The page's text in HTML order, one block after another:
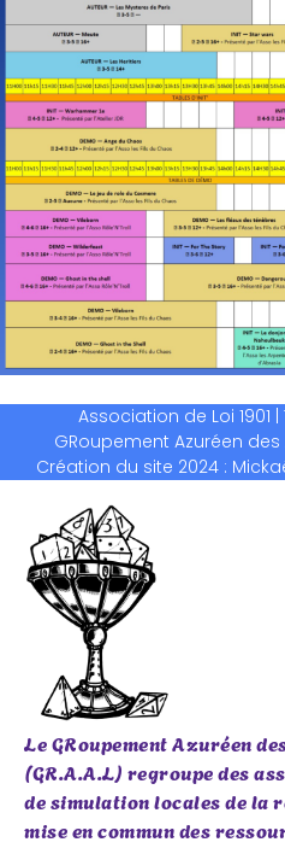
Association de Loi 1901
GRoupement Azuréen des
Création du site 2024 :
Le GRoupement Azuréen
(GR.A.A.L) regroupe des
de simulation locales de la
mise en commun des